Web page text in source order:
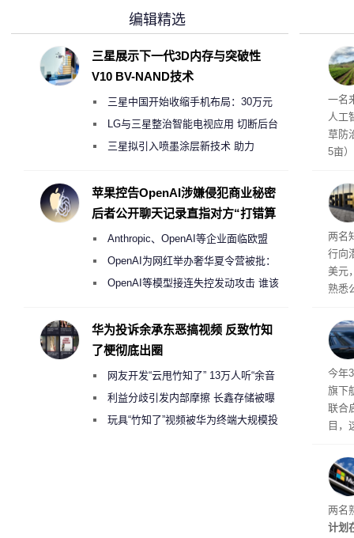
麻
一名
人工
草防
5亩
两名
行向
美元
熟悉
最
现有
体建
今年
旗下
联合
目，
户
盖逻
等
两名
计划
编辑精选
三星展示下一代3D内存与突破性
V10 BV-NAND技术
三星中国开始收缩手机布局：30万元
月销售额不达标门店 将被逐步清退
LG与三星整治智能电视应用 切断后台
偷偷共享带宽的违规行为
三星拟引入喷墨涂层新技术 助力
度
苹果控告OpenAI涉嫌侵犯商业秘密
后者公开聊天记录直指对方“打错算
Anthropic、OpenAI等企业面临欧盟
《人工智能法案》全新执法权限审查
OpenAI为网红举办奢华夏令营被批：
2000美元一晚 遭讽“反乌托邦”
OpenAI等模型接连失控发动攻击 谁该
华为投诉余承东恶搞视频 反致竹知
了梗彻底出圈
网友开发“云甩竹知了” 13万人听“余音
绕梁”利益分歧引发内部摩擦 长鑫存储被曝
曾将华为驻场工程师驱逐出研发基地
玩具“竹知了”视频被华为终端大规模投